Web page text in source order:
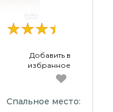
Добавить в
избранное
Спальное место: